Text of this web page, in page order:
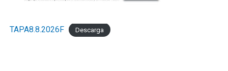
TAPA8.8.2026F Descarga